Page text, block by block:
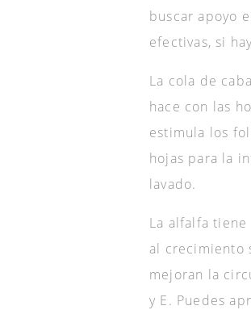
buscar apoyo
efectivas, si
La cola de
hace con las
estimula los
hojas para la
lavado.
La alfalfa
al crecimiento
mejoran la
y E. Puedes